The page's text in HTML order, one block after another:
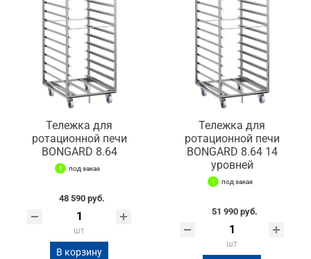
Тележка для
ротационной печи
BONGARD 8.64
под заказ
48 590 руб.
шт
В корзину
Тележка для
ротационной печи
BONGARD 8.64 14
уровней
под заказ
51 990 руб.
шт